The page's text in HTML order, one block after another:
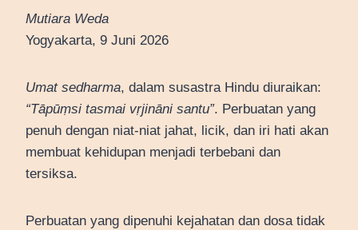
Mutiara Weda
Yogyakarta, 9 Juni 2026
Umat sedharma, dalam susastra Hindu diuraikan:
“Tāpūṃsi tasmai vṛjināni santu”. Perbuatan yang
penuh dengan niat-niat jahat, licik, dan iri hati akan
membuat kehidupan menjadi terbebani dan
tersiksa.
Perbuatan yang dipenuhi kejahatan dan dosa tidak